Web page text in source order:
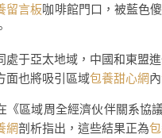
留言板咖啡館門口，被藍色
處于亞太地域，中國和東盟
面也將吸引區域包養甜心網內
《區域周全經濟伙伴關系協
網剖析指出，這些結果正為